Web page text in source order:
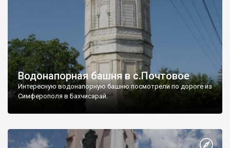
Водонапорная башня в с.Почтовое
Интересную водонапорную башню посмотрели по дороге из
Симферополя в Бахчисарай.